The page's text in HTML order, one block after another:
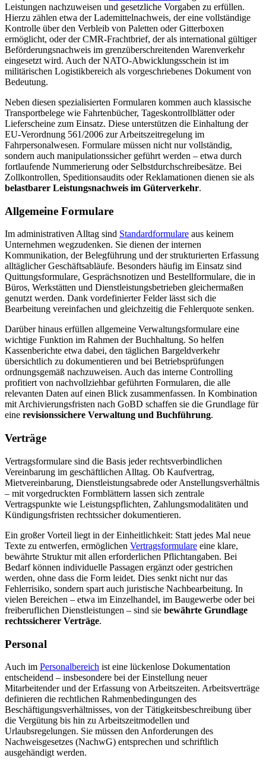
Leistungen nachzuweisen und gesetzliche Vorgaben zu erfüllen.
Hierzu zählen etwa der Lademittelnachweis, der eine vollständige
Kontrolle über den Verbleib von Paletten oder Gitterboxen
ermöglicht, oder der CMR-Frachtbrief, der als international gültiger
Beförderungsnachweis im grenzüberschreitenden Warenverkehr
eingesetzt wird. Auch der NATO-Abwicklungsschein ist im
militärischen Logistikbereich als vorgeschriebenes Dokument von
Bedeutung.
Neben diesen spezialisierten Formularen kommen auch klassische
Transportbelege wie Fahrtenbücher, Tageskontrollblätter oder
Lieferscheine zum Einsatz. Diese unterstützen die Einhaltung der
EU-Verordnung 561/2006 zur Arbeitszeitregelung im
Fahrpersonalwesen. Formulare müssen nicht nur vollständig,
sondern auch manipulationssicher geführt werden – etwa durch
fortlaufende Nummerierung oder Selbstdurchschreibesätze. Bei
Zollkontrollen, Speditionsaudits oder Reklamationen dienen sie als
belastbarer Leistungsnachweis im Güterverkehr.
Allgemeine Formulare
Im administrativen Alltag sind Standardformulare aus keinem
Unternehmen wegzudenken. Sie dienen der internen
Kommunikation, der Belegführung und der strukturierten Erfassung
alltäglicher Geschäftsabläufe. Besonders häufig im Einsatz sind
Quittungsformulare, Gesprächsnotizen und Bestellformulare, die in
Büros, Werkstätten und Dienstleistungsbetrieben gleichermaßen
genutzt werden. Dank vordefinierter Felder lässt sich die
Bearbeitung vereinfachen und gleichzeitig die Fehlerquote senken.
Darüber hinaus erfüllen allgemeine Verwaltungsformulare eine
wichtige Funktion im Rahmen der Buchhaltung. So helfen
Kassenberichte etwa dabei, den täglichen Bargeldverkehr
übersichtlich zu dokumentieren und bei Betriebsprüfungen
ordnungsgemäß nachzuweisen. Auch das interne Controlling
profitiert von nachvollziehbar geführten Formularen, die alle
relevanten Daten auf einen Blick zusammenfassen. In Kombination
mit Archivierungsfristen nach GoBD schaffen sie die Grundlage für
eine revisionssichere Verwaltung und Buchführung.
Verträge
Vertragsformulare sind die Basis jeder rechtsverbindlichen
Vereinbarung im geschäftlichen Alltag. Ob Kaufvertrag,
Mietvereinbarung, Dienstleistungsabrede oder Anstellungsverhältnis
– mit vorgedruckten Formblättern lassen sich zentrale
Vertragspunkte wie Leistungspflichten, Zahlungsmodalitäten und
Kündigungsfristen rechtssicher dokumentieren.
Ein großer Vorteil liegt in der Einheitlichkeit: Statt jedes Mal neue
Texte zu entwerfen, ermöglichen Vertragsformulare eine klare,
bewährte Struktur mit allen erforderlichen Pflichtangaben. Bei
Bedarf können individuelle Passagen ergänzt oder gestrichen
werden, ohne dass die Form leidet. Dies senkt nicht nur das
Fehlerrisiko, sondern spart auch juristische Nachbearbeitung. In
vielen Bereichen – etwa im Einzelhandel, im Baugewerbe oder bei
freiberuflichen Dienstleistungen – sind sie bewährte Grundlage
rechtssicherer Verträge.
Personal
Auch im Personalbereich ist eine lückenlose Dokumentation
entscheidend – insbesondere bei der Einstellung neuer
Mitarbeitender und der Erfassung von Arbeitszeiten. Arbeitsverträge
definieren die rechtlichen Rahmenbedingungen des
Beschäftigungsverhältnisses, von der Tätigkeitsbeschreibung über
die Vergütung bis hin zu Arbeitszeitmodellen und
Urlaubsregelungen. Sie müssen den Anforderungen des
Nachweisgesetzes (NachwG) entsprechen und schriftlich
ausgehändigt werden.